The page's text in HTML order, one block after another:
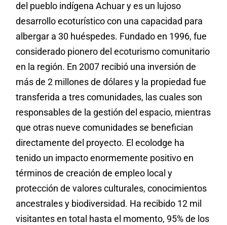
del pueblo indígena Achuar y es un lujoso
desarrollo ecoturístico con una capacidad para
albergar a 30 huéspedes. Fundado en 1996, fue
considerado pionero del ecoturismo comunitario
en la región. En 2007 recibió una inversión de
más de 2 millones de dólares y la propiedad fue
transferida a tres comunidades, las cuales son
responsables de la gestión del espacio, mientras
que otras nueve comunidades se benefician
directamente del proyecto. El ecolodge ha
tenido un impacto enormemente positivo en
términos de creación de empleo local y
protección de valores culturales, conocimientos
ancestrales y biodiversidad. Ha recibido 12 mil
visitantes en total hasta el momento, 95% de los